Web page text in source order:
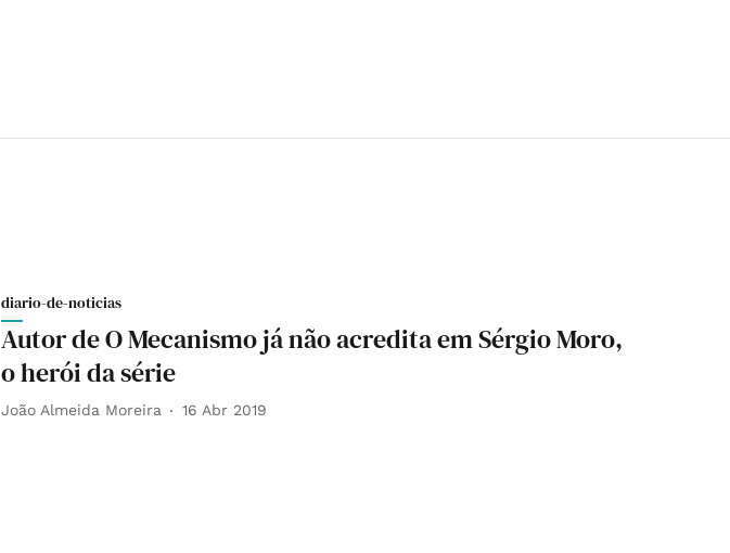
diario-de-noticias
Autor de O Mecanismo já não acredita em Sérgio Moro,
o herói da série
João Almeida Moreira 16 Abr 2019